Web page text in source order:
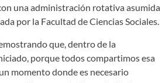
una administración rotativa asumida
por la Facultad de Ciencias Sociales.
que, dentro de la
porque todos compartimos esa
momento donde es necesario